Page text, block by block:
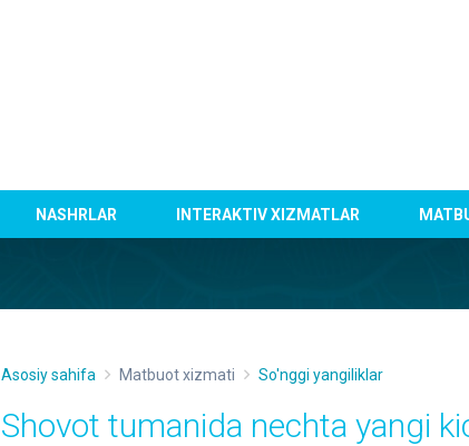
NASHRLAR INTERAKTIV XIZMATLAR
Asosiy sahifa Matbuot xizmati So'nggi yangiliklar
Shovot tumanida nechta yangi